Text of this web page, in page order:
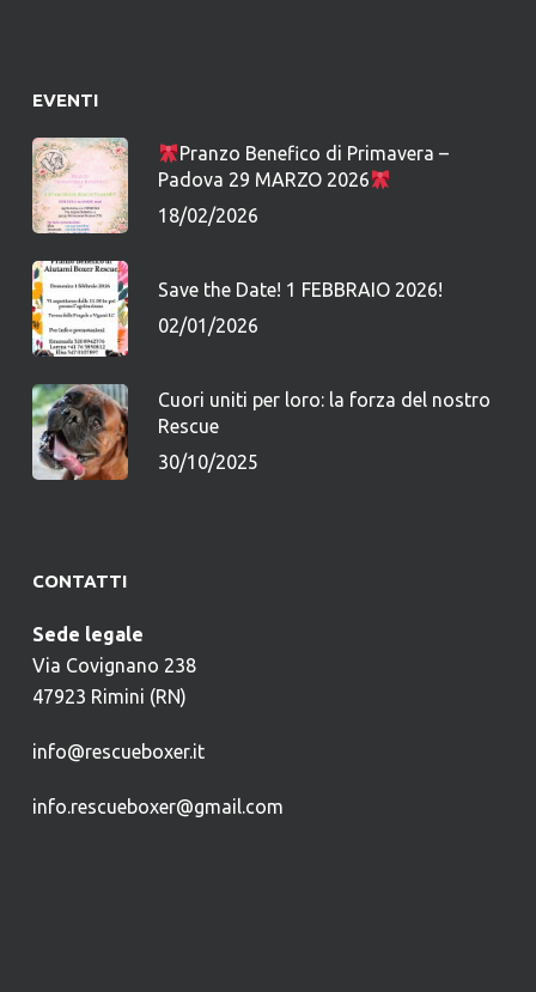
EVENTI
Pranzo Benefico di Primavera –
Padova 29 MARZO 2026
18/02/2026
Save the Date! 1 FEBBRAIO 2026!
02/01/2026
Cuori uniti per loro: la forza del nostro
Rescue
30/10/2025
CONTATTI
Sede legale
Via Covignano 238
47923 Rimini (RN)
info@rescueboxer.it
info.rescueboxer@gmail.com